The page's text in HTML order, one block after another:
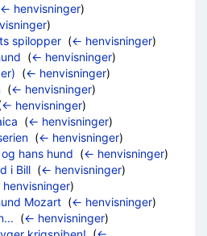
← henvisninger)
)
spilopper‎ (← henvisninger)
(← henvisninger)
(← henvisninger)
‎ (← henvisninger)
← henvisninger)
(← henvisninger)
‎ (← henvisninger)
hans hund (← henvisninger)
i Bill‎ (← henvisninger)
)
Mozart‎ (← henvisninger)
(← henvisninger)